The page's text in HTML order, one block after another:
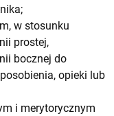
w stosunku
prostej,
bocznej do
opieki lub
i merytorycznym